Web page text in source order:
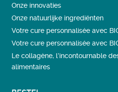
Onze innovaties
Onze natuurlijke ingrediënten
Votre cure personnalisée avec
Votre cure personnalisée avec
Le collagène, l’incontournable
alimentaires